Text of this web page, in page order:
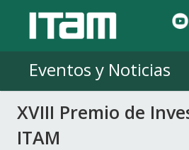
Eventos y Noticias
XVIII Premio de
ITAM